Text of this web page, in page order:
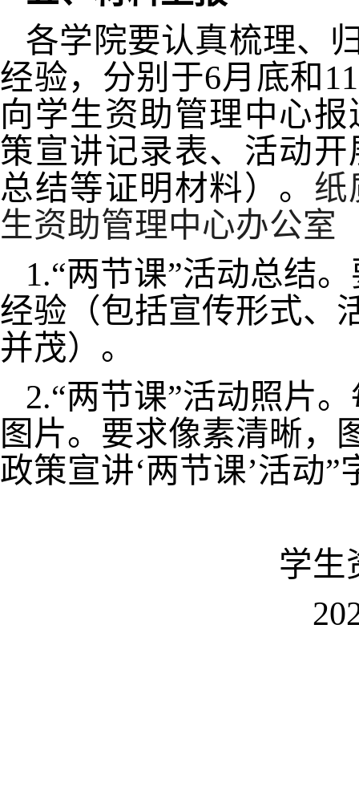
各学院要认真梳理、
经验，分别于6月底和 11
向学生资助管理中心
策宣讲记录表、活动
总结等证明材料）。 纸
生资助管理中心办公室
1.“两节课”活动总结
经验（包括宣传形式、
并茂）。
2.“两节课”活动照片
图片。要求像素清晰，
政策宣讲‘两节课’活动”
学生